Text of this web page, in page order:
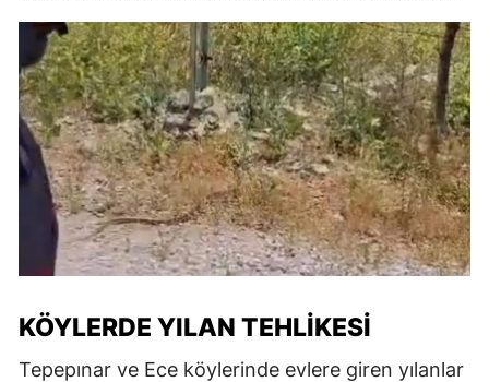
KÖYLERDE YILAN TEHLIKESI
Tepepınar ve Ece köylerinde evlere giren yılanlar